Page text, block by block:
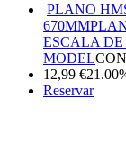
PLANO
670MM
ESCALA
MODEL
12,99 €
Reservar